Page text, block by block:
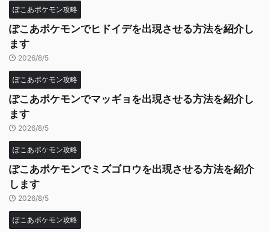
ぽこあポケモン攻略
ぽこあポケモンでヒドイデを出現させる方法を紹介し
ます
2026/8/5
ぽこあポケモン攻略
ぽこあポケモンでマッギョを出現させる方法を紹介し
ます
2026/8/5
ぽこあポケモン攻略
ぽこあポケモンでミズゴロウを出現させる方法を紹介
します
2026/8/5
ぽこあポケモン攻略